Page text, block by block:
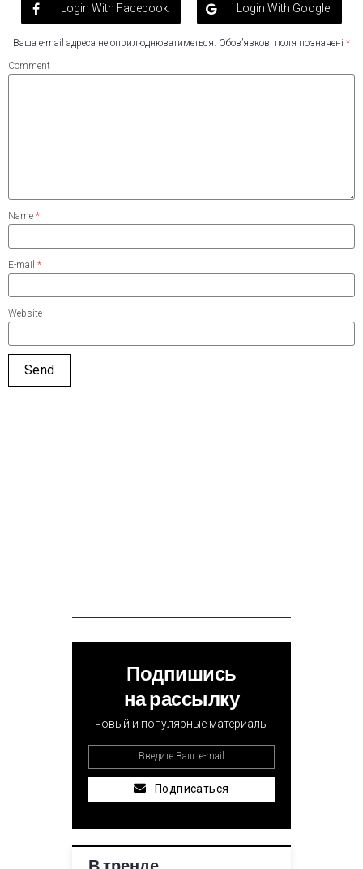
Login With Facebook Login With Google
Ваша e-mail адреса не оприлюднюватиметься. Обов’язкові поля позначені *
Comment
Name *
E-mail *
Website
Подпишись
на рассылку
новый и популярные материалы
Подписаться